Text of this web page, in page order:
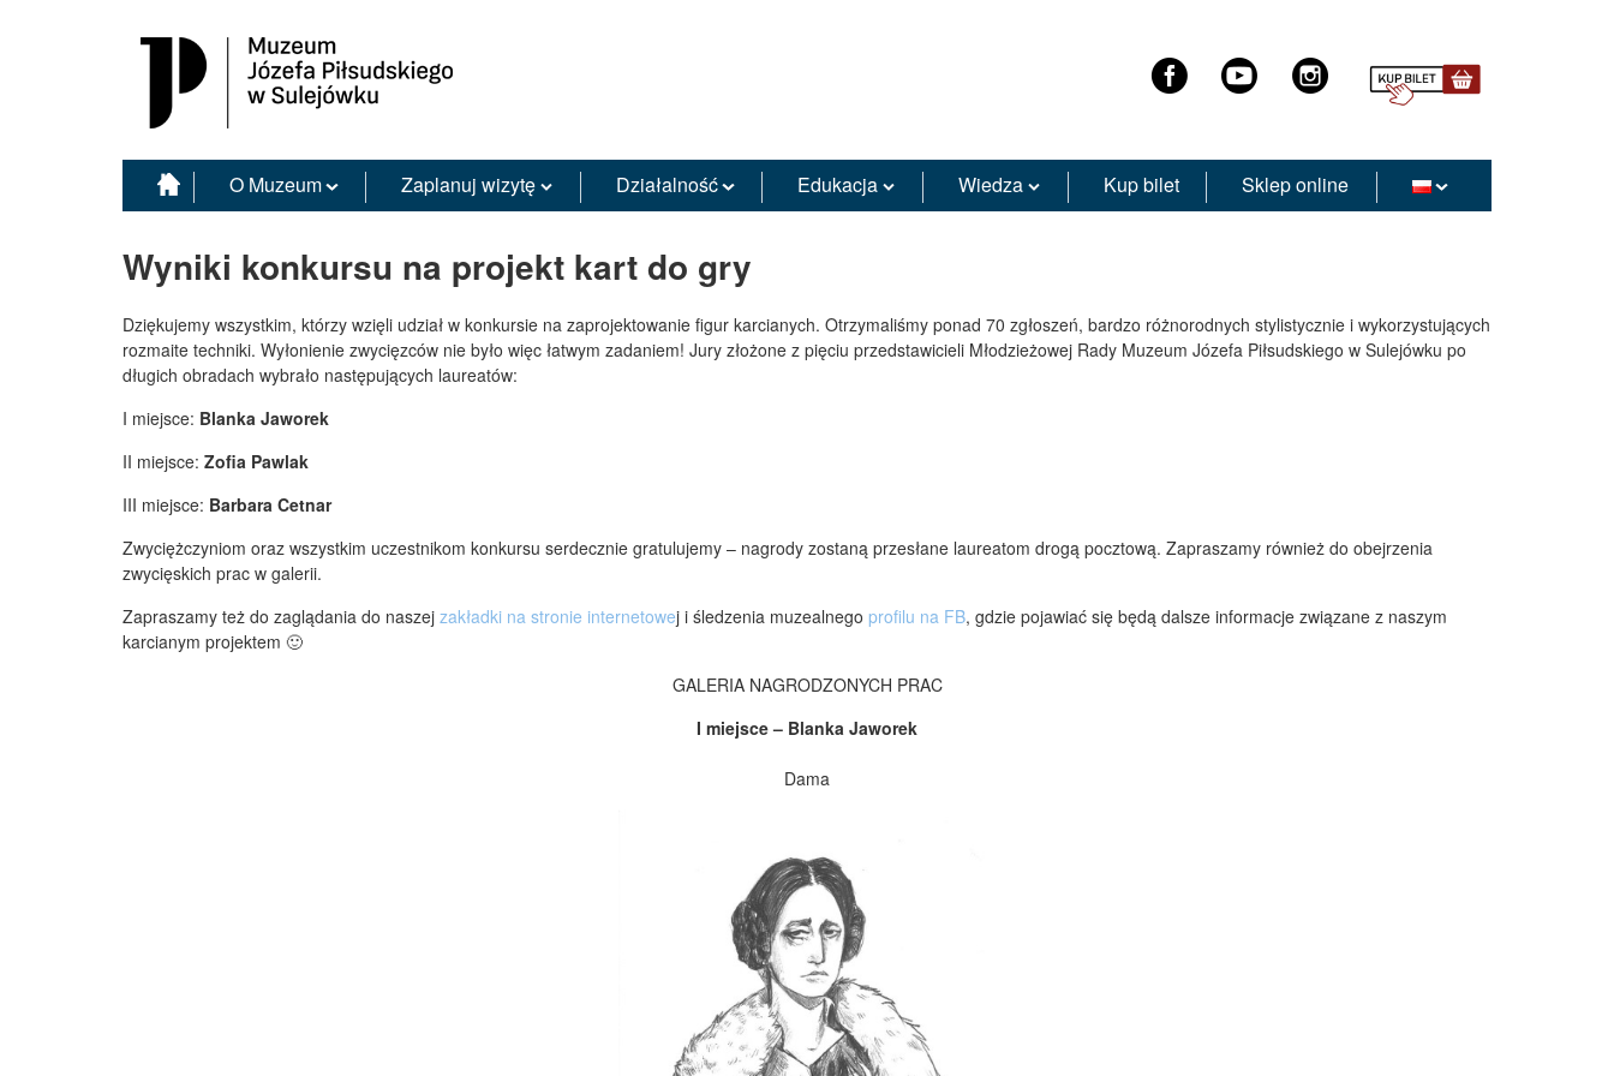
Muzeum Józefa Piłsudskiego w Sulejówku
O Muzeum Zaplanuj wizytę Działalność Edukacja Wiedza Kup bilet Sklep online
Wyniki konkursu na projekt kart do gry
Dziękujemy wszystkim, którzy wzięli udział w konkursie na zaprojektowanie figur karcianych. Otrzymaliśmy ponad 70 zgłoszeń, bardzo różnorodnych stylistycznie i wykorzystujących
rozmaite techniki. Wyłonienie zwycięzców nie było więc łatwym zadaniem! Jury złożone z pięciu przedstawicieli Młodzieżowej Rady Muzeum Józefa Piłsudskiego w Sulejówku po
długich obradach wybrało następujących laureatów:
I miejsce: Blanka Jaworek
II miejsce: Zofia Pawlak
III miejsce: Barbara Cetnar
Zwyciężczyniom oraz wszystkim uczestnikom konkursu serdecznie gratulujemy – nagrody zostaną przesłane laureatom drogą pocztową. Zapraszamy również do obejrzenia
zwycięskich prac w galerii.
Zapraszamy też do zaglądania do naszej zakładki na stronie internetowej i śledzenia muzealnego profilu na FB, gdzie pojawiać się będą dalsze informacje związane z naszym
karcianym projektem 🙂
GALERIA NAGRODZONYCH PRAC
I miejsce – Blanka Jaworek
Dama